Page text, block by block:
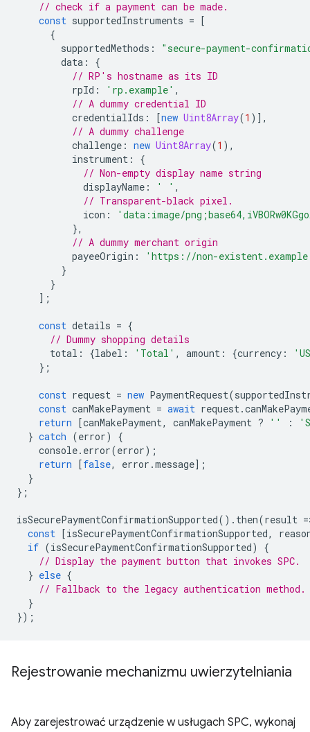
// check if a payment can be made.
const supportedInstruments =
[
{
supportedMethods :
"secure-payment-
data :
{
// RP's hostname as its ID
rpId : 'rp.example' ,
// A dummy credential ID
credentialIds : [new Uint8Array(1 )],
// A dummy challenge
challenge : new Uint8Array(1 ),
instrument :
{
// Non-empty display name string
displayName : ' ' ,
// Transparent-black pixel.
icon :
'data:image/
},
// A dummy merchant origin
payeeOrigin :
'https://non-
}
}
];
const details = {
// Dummy shopping details
total : {label : 'Total' , amount : {currency :
};
const request = new PaymentRequest(
const canMakePayment = await request.
return
[canMakePayment, canMakePayment ? '' :
} catch (error)
{
console. error(error);
return
[false, error .message];
}
};
isSecurePaymentConfirmationSupported(). then(result =
const
[isSecurePaymentConfirmationSupported,
if (isSecurePaymentConfirmationSupported)
{
// Display the payment button that invokes SPC.
} else {
// Fallback to the legacy authentication method.
}
});
Rejestrowanie mechanizmu uwierzytelniania
Aby zarejestrować urządzenie w usługach SPC, wykonaj